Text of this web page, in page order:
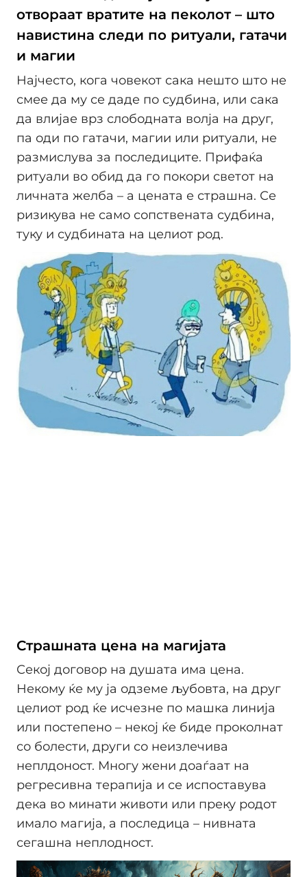
отвораат вратите на пеколот – што
навистина следи по ритуали, гатачи
и магии
Најчесто, кога човекот сака нешто што не
смее да му се даде по судбина, или сака
да влијае врз слободната волја на друг,
па оди по гатачи, магии или ритуали, не
размислува за последиците. Прифаќа
ритуали во обид да го покори светот на
личната желба – а цената е страшна. Се
ризикува не само сопствената судбина,
туку и судбината на целиот род.
Страшната цена на магијата
Секој договор на душата има цена.
Некому ќе му ја одземе љубовта, на друг
целиот род ќе исчезне по машка линија
или постепено – некој ќе биде проколнат
со болести, други со неизлечива
неплдоност. Многу жени доаѓаат на
регресивна терапија и се испоставува
дека во минати животи или преку родот
имало магија, а последица – нивната
сегашна неплодност.